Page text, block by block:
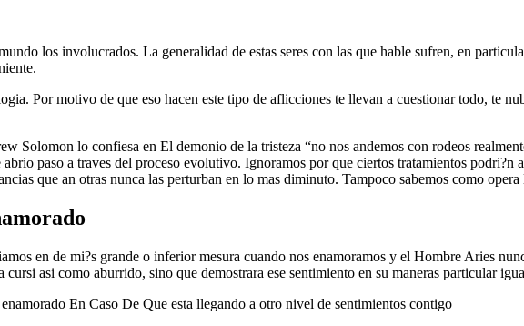
los involucrados. La generalidad de estas seres con las que hable sufren, en
Por motivo de que eso hacen este tipo de aflicciones te llevan a cuestionar todo, te
Solomon lo confiesa en El demonio de la tristeza “no nos andemos con rodeos
paso a traves del proceso evolutivo. Ignoramos por que ciertos tratamientos podri?n
que an otras nunca las perturban en lo mas diminuto. Tampoco sabemos como
en de mi?s grande o inferior mesura cuando nos enamoramos y el Hombre Aries
asi­ como aburrido, sino que demostrara ese sentimiento en su maneras particular
En Caso De Que esta llegando a otro nivel de sentimientos contigo